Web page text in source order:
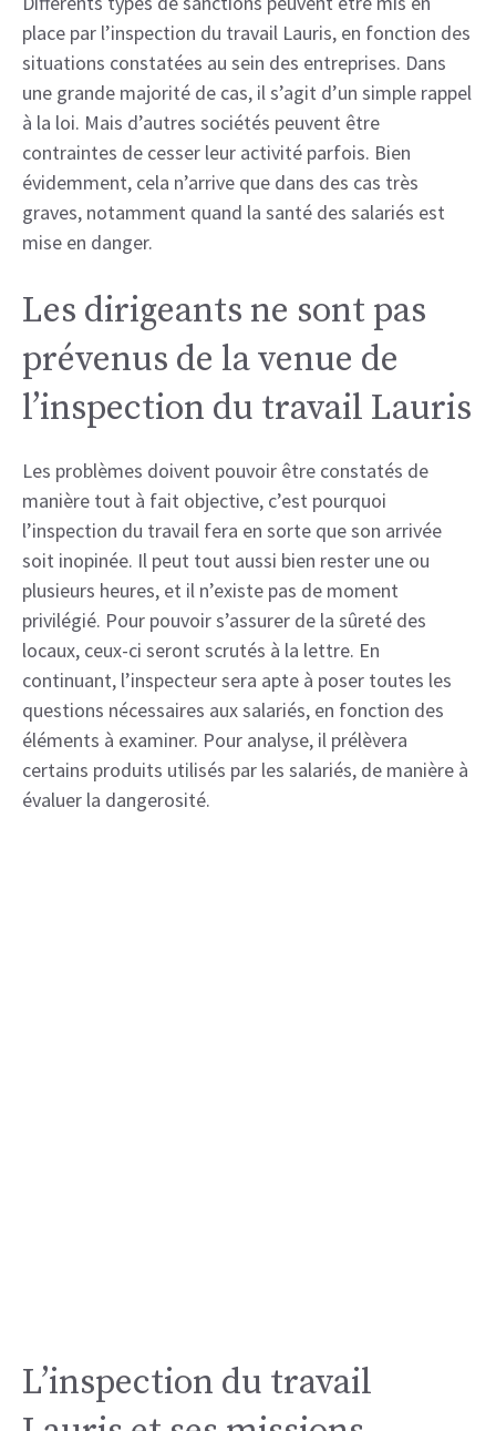
place par l’inspection du travail Lauris, en fonction des
situations constatées au sein des entreprises. Dans
une grande majorité de cas, il s’agit d’un simple rappel
à la loi. Mais d’autres sociétés peuvent être
contraintes de cesser leur activité parfois. Bien
évidemment, cela n’arrive que dans des cas très
graves, notamment quand la santé des salariés est
mise en danger.
Les dirigeants ne sont pas
prévenus de la venue de
l’inspection du travail Lauris
Les problèmes doivent pouvoir être constatés de
manière tout à fait objective, c’est pourquoi
l’inspection du travail fera en sorte que son arrivée
soit inopinée. Il peut tout aussi bien rester une ou
plusieurs heures, et il n’existe pas de moment
privilégié. Pour pouvoir s’assurer de la sûreté des
locaux, ceux-ci seront scrutés à la lettre. En
continuant, l’inspecteur sera apte à poser toutes les
questions nécessaires aux salariés, en fonction des
éléments à examiner. Pour analyse, il prélèvera
certains produits utilisés par les salariés, de manière à
évaluer la dangerosité.
L’inspection du travail